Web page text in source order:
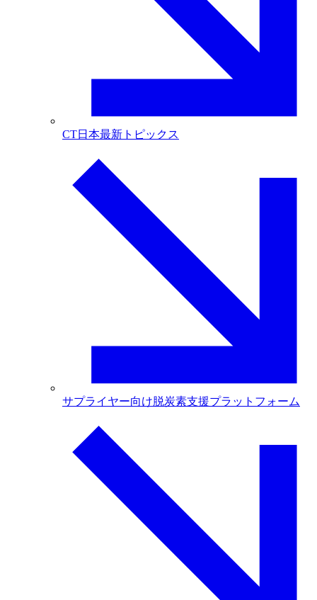
CT日本最新トピックス
サプライヤー向け脱炭素支援プラットフォーム